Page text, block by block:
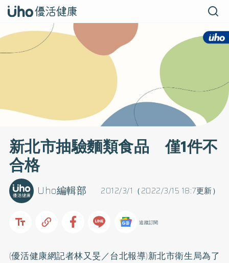
新北市抽驗麵類食品 僅1件不
合格
2012/3/1（2022/3/15 18:7更新）
Uho編輯部
追蹤訂閱
(優活健康網記者林又旻／台北報導)新北市衛生局為了